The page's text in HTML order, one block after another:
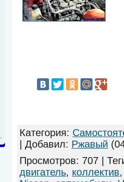
Категория:
| Добавил: Ржавый
Просмотров: 707 |
двигатель, коллектив